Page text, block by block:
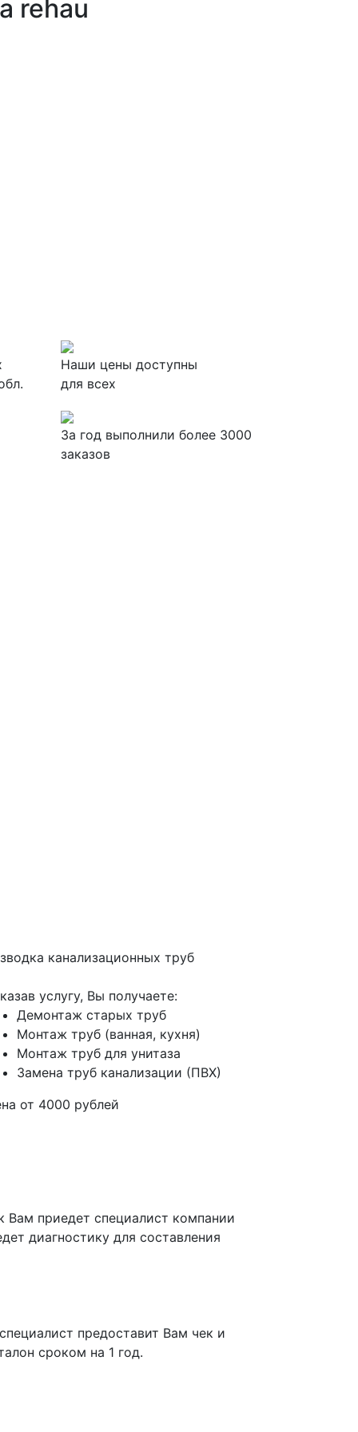
rehau
Наши цены доступны
для всех
За год выполнили более 3000
заказов
канализационных труб
услугу, Вы получаете:
Демонтаж старых труб
Монтаж труб (ванная, кухня)
Монтаж труб для унитаза
Замена труб канализации (ПВХ)
от 4000 рублей
Вам приедет специалист компании
диагностику для составления
предоставит Вам чек и
сроком на 1 год.